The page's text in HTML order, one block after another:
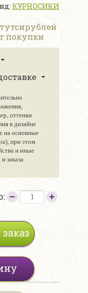
КУРНОСИКИ
покупки
оттенки
в дизайне
на основные
при этом
и иные
заказа